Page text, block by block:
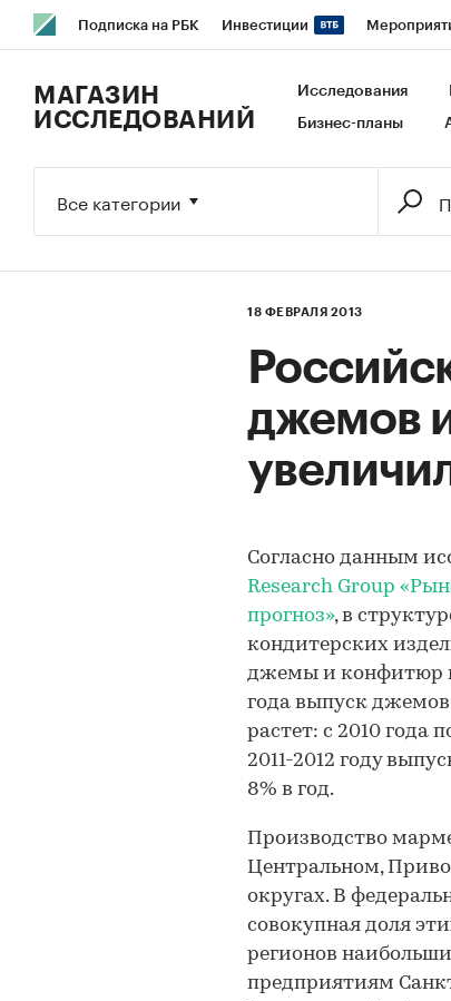
Подписка на РБК Инвестиции
Исследования Кредитные рейтинги
МАГАЗИН
ИССЛЕДОВАНИЙ
Исследования
Бизнес-планы
Все категории
18 ФЕВРАЛЯ 2013
джемов
Согласно данным
Research Group
прогноз», в
кондитерских
джемы и конфитюр
года выпуск
растет: с 2010 года
2011-2012 году
8% в год.
Производство
Центральном,
округах. В
совокупная доля
регионов
предприятиям